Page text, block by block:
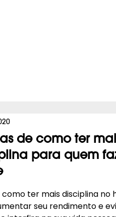
de como ter
para quem
ter mais disciplina no
seu rendimento e